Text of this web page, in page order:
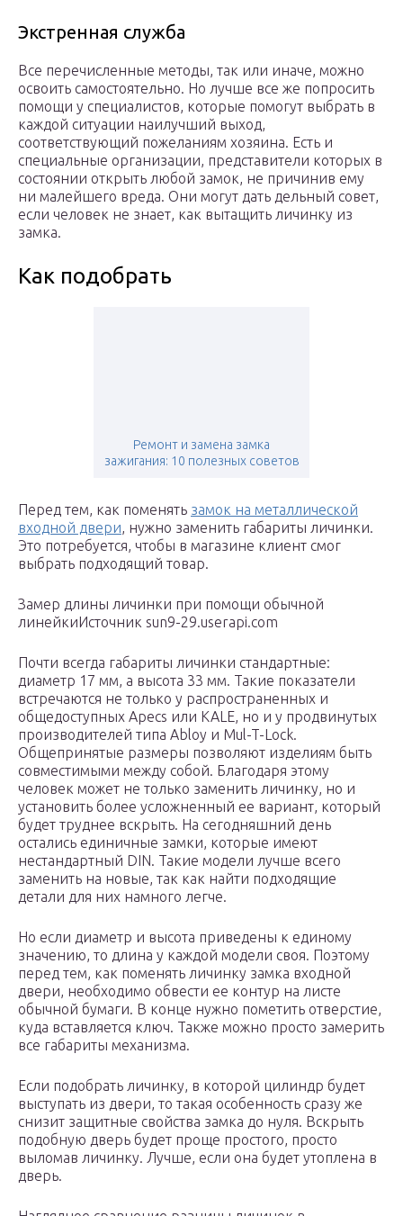
Экстренная служба
Все перечисленные методы, так или иначе, можно
освоить самостоятельно. Но лучше все же попросить
помощи у специалистов, которые помогут выбрать в
каждой ситуации наилучший выход,
соответствующий пожеланиям хозяина. Есть и
специальные организации, представители которых в
состоянии открыть любой замок, не причинив ему
ни малейшего вреда. Они могут дать дельный совет,
если человек не знает, как вытащить личинку из
замка.
Как подобрать
Ремонт и замена замка
зажигания: 10 полезных советов
Перед тем, как поменять замок на металлической
входной двери, нужно заменить габариты личинки.
Это потребуется, чтобы в магазине клиент смог
выбрать подходящий товар.
Замер длины личинки при помощи обычной
линейкиИсточник sun9-29.userapi.com
Почти всегда габариты личинки стандартные:
диаметр 17 мм, а высота 33 мм. Такие показатели
встречаются не только у распространенных и
общедоступных Apecs или KALE, но и у продвинутых
производителей типа Abloy и Mul-T-Lock.
Общепринятые размеры позволяют изделиям быть
совместимыми между собой. Благодаря этому
человек может не только заменить личинку, но и
установить более усложненный ее вариант, который
будет труднее вскрыть. На сегодняшний день
остались единичные замки, которые имеют
нестандартный DIN. Такие модели лучше всего
заменить на новые, так как найти подходящие
детали для них намного легче.
Но если диаметр и высота приведены к единому
значению, то длина у каждой модели своя. Поэтому
перед тем, как поменять личинку замка входной
двери, необходимо обвести ее контур на листе
обычной бумаги. В конце нужно пометить отверстие,
куда вставляется ключ. Также можно просто замерить
все габариты механизма.
Если подобрать личинку, в которой цилиндр будет
выступать из двери, то такая особенность сразу же
снизит защитные свойства замка до нуля. Вскрыть
подобную дверь будет проще простого, просто
выломав личинку. Лучше, если она будет утоплена в
дверь.